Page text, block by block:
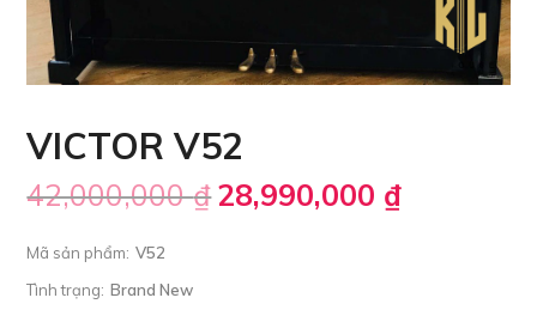
VICTOR V52
42,000,000₫28,990,000 ₫
Mã sản phẩm: V52
Tình trạng: Brand New